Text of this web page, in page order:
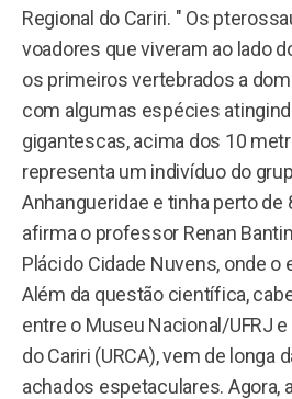
Regional do Cariri. " Os
voadores que viveram ao lado
os primeiros vertebrados a
com algumas espécies
gigantescas, acima dos 10
representa um indivíduo do
Anhangueridae e tinha perto de
afirma o professor Renan
Plácido Cidade Nuvens, onde
Além da questão científica,
entre o Museu Nacional/UFRJ
do Cariri (URCA), vem de longa
achados espetaculares. Agora,